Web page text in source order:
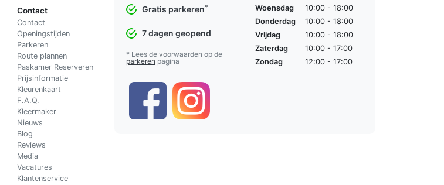
Contact
Contact
Openingstijden
Parkeren
Route plannen
Paskamer Reserveren
Prijsinformatie
Kleurenkaart
F.A.Q.
Kleermaker
Nieuws
Blog
Reviews
Media
Vacatures
Klantenservice
Gratis parkeren*
7 dagen geopend
* Lees de voorwaarden op de
parkeren pagina
Woensdag
10:00 - 18:00
Donderdag
10:00 - 18:00
Vrijdag
10:00 - 18:00
Zaterdag
10:00 - 17:00
Zondag
12:00 - 17:00